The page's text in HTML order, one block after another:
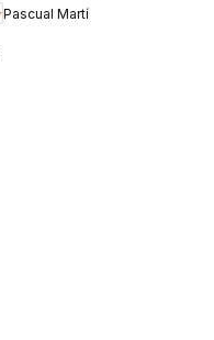
Pascual Martí